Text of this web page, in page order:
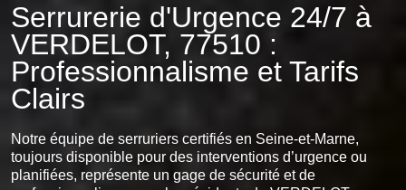
Serrurerie d'Urgence 24/7 à
VERDELOT, 77510 :
Professionnalisme et Tarifs
Clairs
Notre équipe de serruriers certifiés en Seine-et-Marne,
toujours disponible pour des interventions d’urgence ou
planifiées, représente un gage de sécurité et de